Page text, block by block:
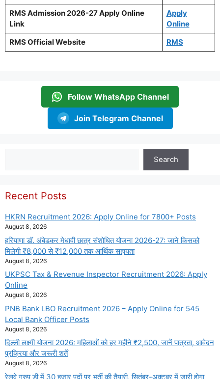
RMS Admission 2026-27 Apply Online
Link
Apply
Online
RMS Official Website
RMS
Follow WhatsApp Channel
Join Telegram Channel
Search
Recent Posts
HKRN Recruitment 2026: Apply Online for 7800+ Posts
August 8, 2026
हरियाणा डॉ. अंबेडकर मेधावी छात्र संशोधित योजना 2026-27: जाने किसको
मिलेगी ₹8,000 से ₹12,000 तक आर्थिक सहायता
August 8, 2026
UKPSC Tax & Revenue Inspector Recruitment 2026: Apply
Online
August 8, 2026
PNB Bank LBO Recruitment 2026 – Apply Online for 545
Local Bank Officer Posts
August 8, 2026
दिल्ली लक्ष्मी योजना 2026: महिलाओं को हर महीने ₹2,500, जानें पात्रता, आवेदन
प्रक्रिया और जरूरी शर्तें
August 8, 2026
रेलवे ग्रुप डी में 30 हजार पदों पर भर्ती की तैयारी, सितंबर-अक्टूबर में जारी होगा